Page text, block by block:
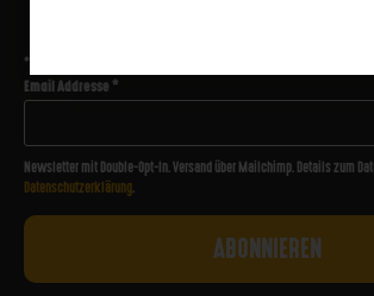
*
Email Addresse*
Newsletter mit Double-Opt-In. Versand über Mailchimp. Details zum
Datenschutzerklärung.